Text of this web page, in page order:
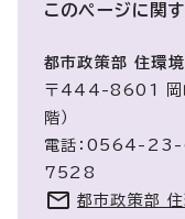
このページに関
都市政策部 住環
〒444-8601 岡崎
階）
電話：0564-
7528
都市政策部